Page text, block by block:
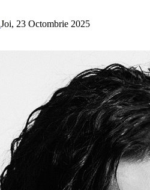
Joi, 23 Octombrie 2025